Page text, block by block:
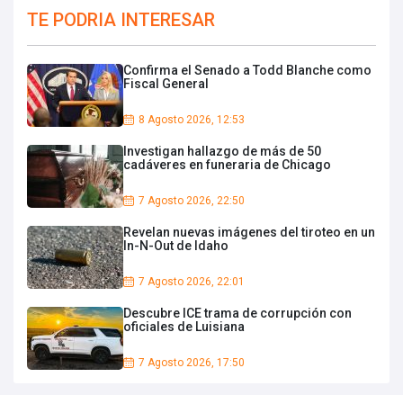
TE PODRIA INTERESAR
Confirma el Senado a Todd Blanche como
Fiscal General
8 Agosto 2026, 12:53
Investigan hallazgo de más de 50
cadáveres en funeraria de Chicago
7 Agosto 2026, 22:50
Revelan nuevas imágenes del tiroteo en un
In-N-Out de Idaho
7 Agosto 2026, 22:01
Descubre ICE trama de corrupción con
oficiales de Luisiana
7 Agosto 2026, 17:50